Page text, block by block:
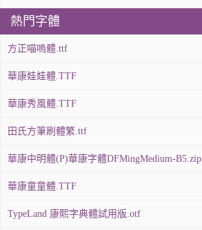
熱門字體
方正喵嗚體.ttf
華康娃娃體.TTF
華康秀風體.TTF
田氏方筆刷體繁.ttf
華康中明體(P)華康字體DFMingMedium-B5.zip
華康童童體.TTF
TypeLand 康熙字典體試用版.otf